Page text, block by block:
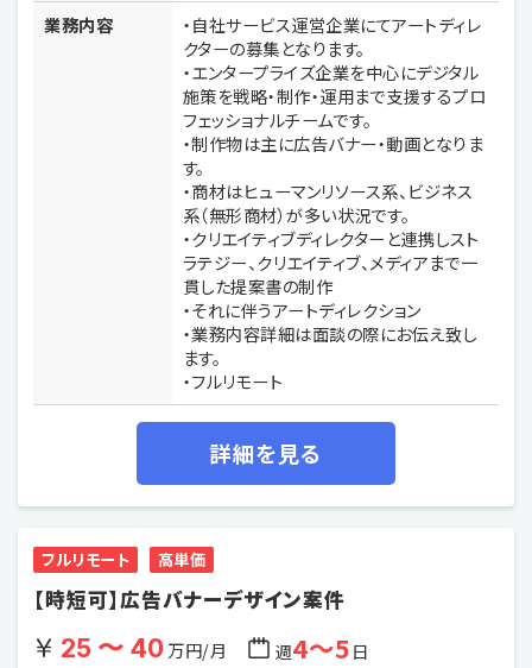
業務内容
・自社サービス運営企業にてアートディレ
クターの募集となります。
・エンタープライズ企業を中心にデジタル
施策を戦略・制作・運用まで支援するプロ
フェッショナルチームです。
・制作物は主に広告バナー・動画となりま
す。
・商材はヒューマンリソース系、ビジネス
系（無形商材）が多い状況です。
・クリエイティブディレクターと連携しスト
ラテジー、クリエイティブ、メディアまで一
貫した提案書の制作
・それに伴うアートディレクション
・業務内容詳細は面談の際にお伝え致し
ます。
・フルリモート
詳細を見る
フルリモート 高単価
【時短可】広告バナーデザイン案件
25 〜 40万円/月 週4〜5日